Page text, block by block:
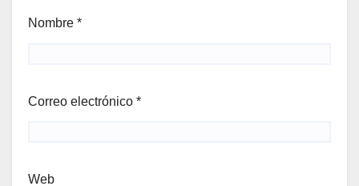
Nombre *
Correo electrónico *
Web